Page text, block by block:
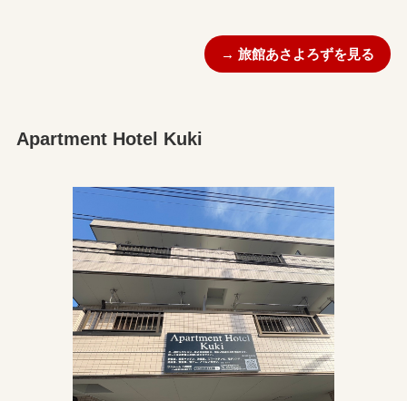
→ 旅館あさよろずを見る
Apartment Hotel Kuki